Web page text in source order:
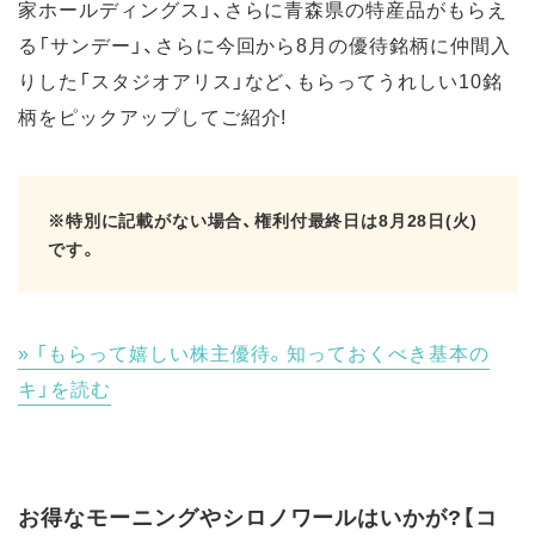
家ホールディングス」、さらに青森県の特産品がもらえ
る「サンデー」、さらに今回から8月の優待銘柄に仲間入
りした「スタジオアリス」など、もらってうれしい10銘
柄をピックアップしてご紹介!
※特別に記載がない場合、権利付最終日は8月28日(火)
です。
「もらって嬉しい株主優待。知っておくべき基本の
キ」を読む
お得なモーニングやシロノワールはいかが?【コ